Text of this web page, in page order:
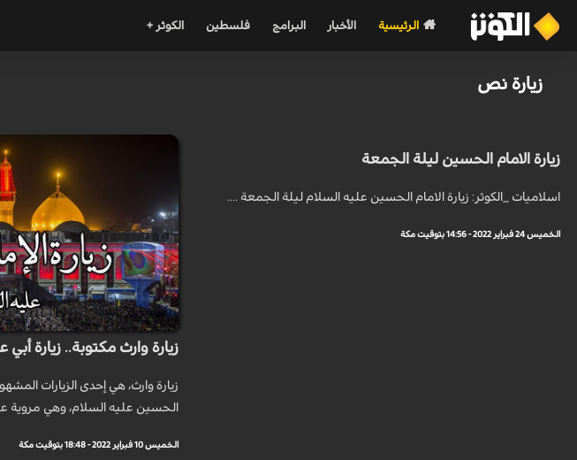
الرئيسية الأخبار البرامج فلسطين الكوثر +
زيارة نص
زيارة الامام الحسين ليلة الجمعة
اسلاميات _الكوثر: زيارة الامام الحسين عليه السلام ليلة الجمعة ....
الخميس 24 فبراير 2022 - 14:56 بتوقيت مكة
زيارة وارث مكتوبة.. زيارة
زيارة وارث، هي إحدى الزيارات
الحسين عليه السلام، وهي مروية
الخميس 10 فبراير 2022 - 18:48 بتوقيت مكة